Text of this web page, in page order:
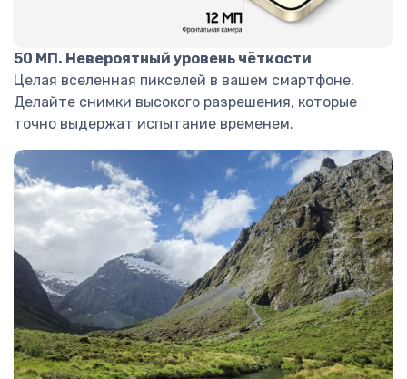
50 МП. Невероятный уровень чёткости
Целая вселенная пикселей в вашем смартфоне.
Делайте снимки высокого разрешения, которые
точно выдержат испытание временем.